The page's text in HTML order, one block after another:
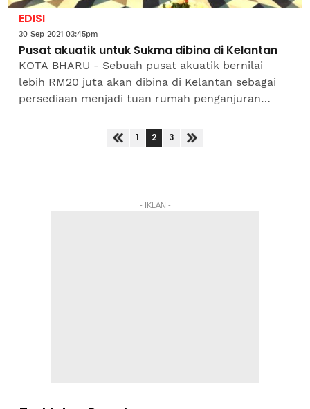
EDISI
30 Sep 2021 03:45pm
Pusat akuatik untuk Sukma dibina di Kelantan
KOTA BHARU - Sebuah pusat akuatik bernilai
lebih RM20 juta akan dibina di Kelantan sebagai
persediaan menjadi tuan rumah penganjuran
dijangka berlangsung...1 2 3
- IKLAN -